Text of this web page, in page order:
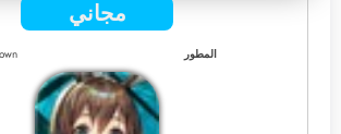
مجاني
المطور